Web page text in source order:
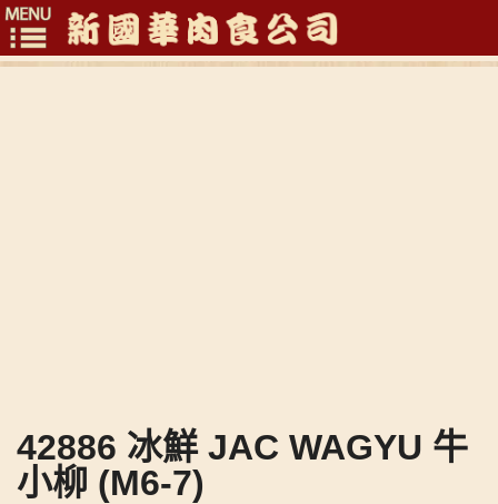
Toggle
42886 冰鮮 JAC WAGYU 牛
小柳 (M6-7)